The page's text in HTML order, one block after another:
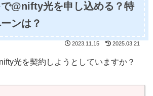
@nifty光を申し込める？特
ンは？
2023.11.15 2025.03.21
光を契約しようとしていますか？